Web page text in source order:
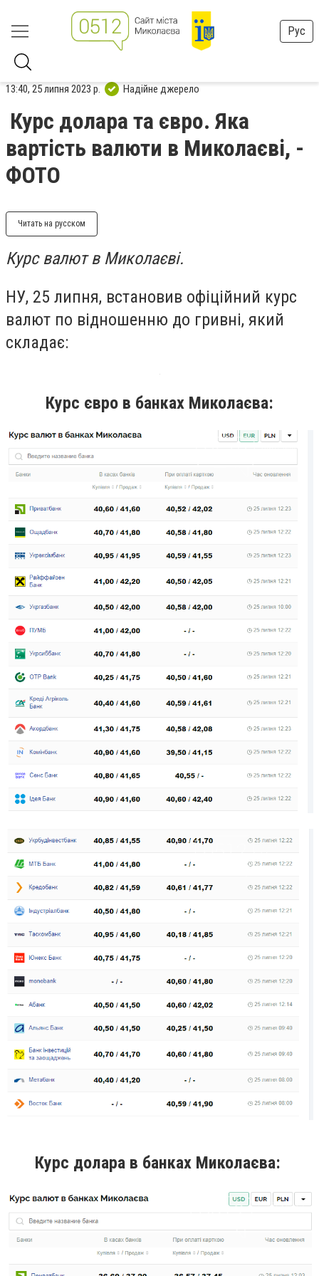
Рус
13:40, 25 липня 2023 р. Надійне джерело
Курс долара та євро. Яка
вартість валюти в Миколаєві, -
ФОТО
Читать на русском
Курс валют в Миколаєві.
НУ, 25 липня, встановив офіційний курс
валют по відношенню до гривні, який
складає:
Курс євро в банках Миколаєва:
Курс долара в банках Миколаєва: